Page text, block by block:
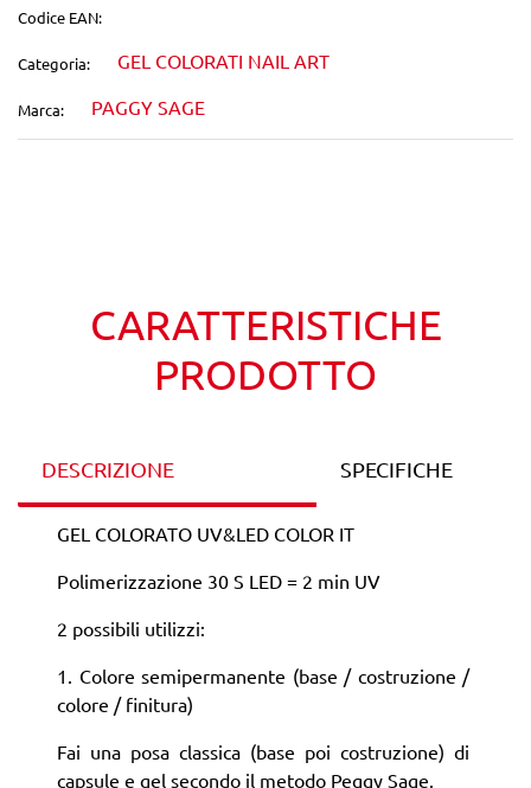
Codice EAN:
Categoria: GEL COLORATI NAIL ART
Marca: PAGGY SAGE
CARATTERISTICHE
PRODOTTO
DESCRIZIONE SPECIFICHE
GEL COLORATO UV&LED COLOR IT
Polimerizzazione 30 S LED = 2 min UV
2 possibili utilizzi:
1. Colore semipermanente (base / costruzione /
colore / finitura)
Fai una posa classica (base poi costruzione) di
capsule e gel secondo il metodo Peggy Sage.